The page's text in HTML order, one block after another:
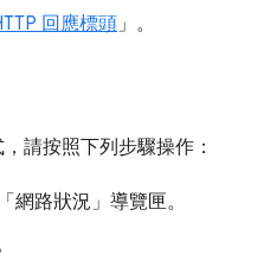
回應標頭」。
請按照下列步驟操作：
網路狀況」 導覽匣。